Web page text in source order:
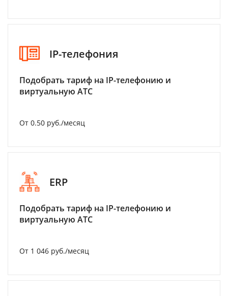
IP-телефония
Подобрать тариф на IP-телефонию и
виртуальную АТС
От 0.50 руб./месяц
ERP
Подобрать тариф на IP-телефонию и
виртуальную АТС
От 1 046 руб./месяц